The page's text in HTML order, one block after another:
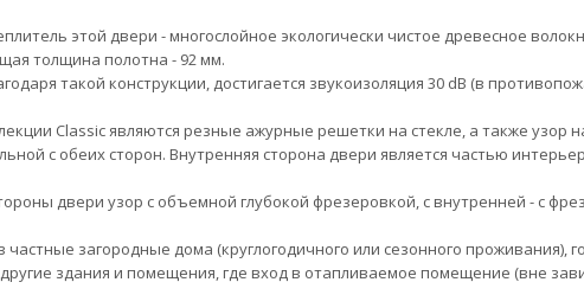
этой двери - многослойное экологически чистое древесное
толщина полотна - 92 мм.
такой конструкции, достигается звукоизоляция 30 dB (в
Classic являются резные ажурные решетки на стекле, а также
с обеих сторон. Внутренняя сторона двери является частью
двери узор с объемной глубокой фрезеровкой, с внутренней - с
загородные дома (круглогодичного или сезонного
здания и помещения, где вход в отапливаемое помещение (вне